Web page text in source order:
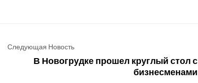
Следующая Новость
В Новогрудке прошел круглый стол с
бизнесменами